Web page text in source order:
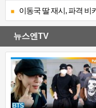
이동국 딸 재시, 파격 비
뉴스엔TV